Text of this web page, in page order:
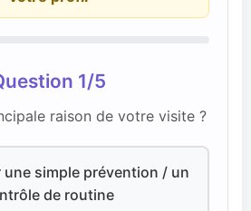
1/5
raison de votre visite ?
simple prévention / un
de routine